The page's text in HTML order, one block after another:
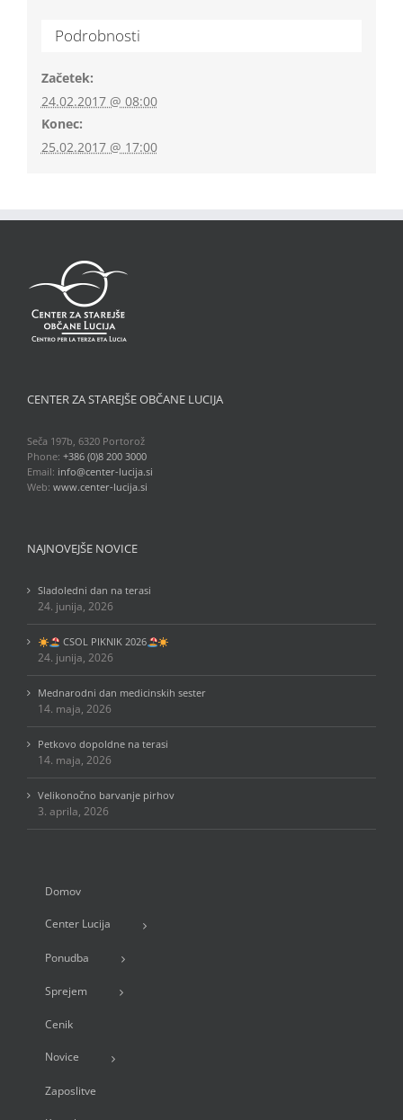
Podrobnosti
Začetek:
24.02.2017 @ 08:00
Konec:
25.02.2017 @ 17:00
CENTER ZA STAREJŠE OBČANE LUCIJA
Seča 197b, 6320 Portorož
Phone: +386 (0)8 200 3000
Email: info@center-lucija.si
Web: www.center-lucija.si
NAJNOVEJŠE NOVICE
Sladoledni dan na terasi
24. junija, 2026
CSOL PIKNIK 2026
24. junija, 2026
Mednarodni dan medicinskih sester
14. maja, 2026
Petkovo dopoldne na terasi
14. maja, 2026
Velikonočno barvanje pirhov
3. aprila, 2026
Domov
Center Lucija
Ponudba
Sprejem
Cenik
Novice
Zaposlitve